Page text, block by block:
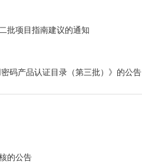
批项目指南建议的通知
码产品认证目录（第三批）》的公告
的公告